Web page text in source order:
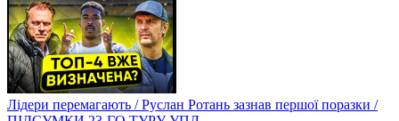
Лідери перемагають / Руслан Ротань зазнав першої поразки /